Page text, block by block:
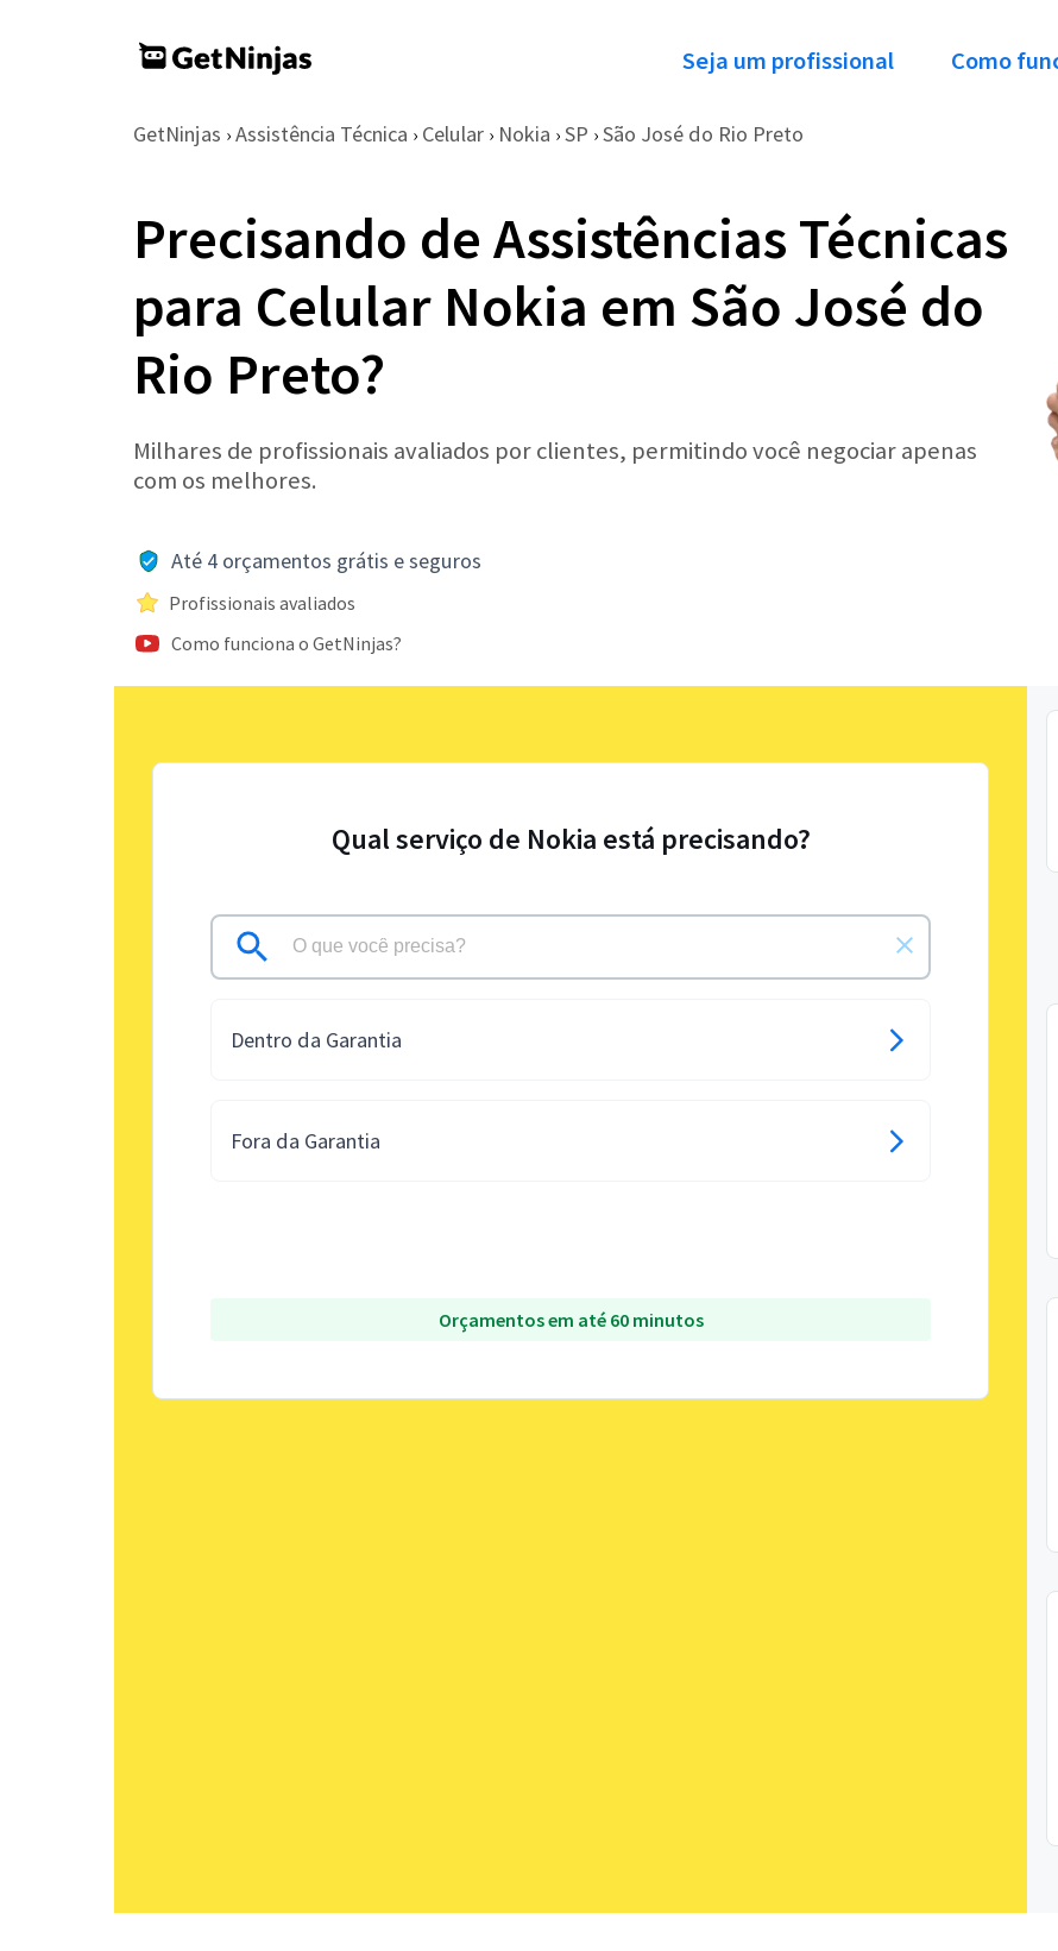
Seja um profissional Como
GetNinjas › Assistência Técnica › Celular › Nokia › SP › São José do Rio Preto
Precisando de Assistências Técnicas
para Celular Nokia em São José do
Rio Preto?
Milhares de profissionais avaliados por clientes, permitindo você negociar apenas
com os melhores.
Até 4 orçamentos grátis e seguros
Profissionais avaliados
Como funciona o GetNinjas?
Qual serviço de Nokia está precisando?
Dentro da Garantia
Fora da Garantia
Orçamentos em até 60 minutos